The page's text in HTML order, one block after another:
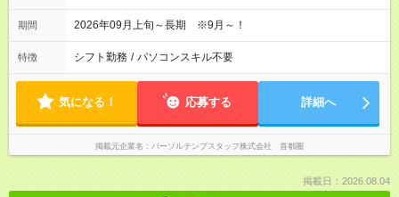
期間 2026年09月上旬～長期 ※9月～！
特徴 シフト勤務 / パソコンスキル不要
気になる！ 応募する 詳細へ
掲載元企業名 パーソルテンプスタッフ株式会社 首都圏
掲載日：2026.08.04